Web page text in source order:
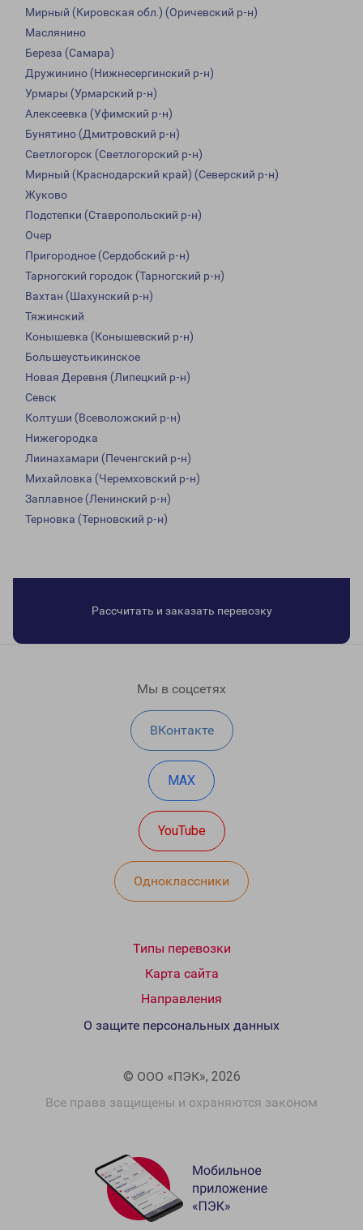
Мирный (Кировская обл.) (Оричевский р-н)
Маслянино
Береза (Самара)
Дружинино (Нижнесергинский р-н)
Урмары (Урмарский р-н)
Алексеевка (Уфимский р-н)
Бунятино (Дмитровский р-н)
Светлогорск (Светлогорский р-н)
Мирный (Краснодарский край) (Северский р-н)
Жуково
Подстепки (Ставропольский р-н)
Очер
Пригородное (Сердобский р-н)
Тарногский городок (Тарногский р-н)
Вахтан (Шахунский р-н)
Тяжинский
Конышевка (Конышевский р-н)
Большеустьикинское
Новая Деревня (Липецкий р-н)
Севск
Колтуши (Всеволожский р-н)
Нижегородка
Лиинахамари (Печенгский р-н)
Михайловка (Черемховский р-н)
Заплавное (Ленинский р-н)
Терновка (Терновский р-н)
Рассчитать и заказать перевозку
Мы в соцсетях
ВКонтакте
MAX
YouTube
Одноклассники
Типы перевозки
Карта сайта
Направления
© ООО «ПЭК», 2026
Все права защищены и охраняются законом
О защите персональных данных